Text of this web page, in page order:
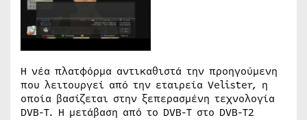
Η νέα πλατφόρμα αντικαθιστά την προηγούμενη
που λειτουργεί από την εταιρεία Velister, η
οποία βασίζεται στην ξεπερασμένη τεχνολογία
DVB-T. Η μετάβαση από το DVB-T στο DVB-T2